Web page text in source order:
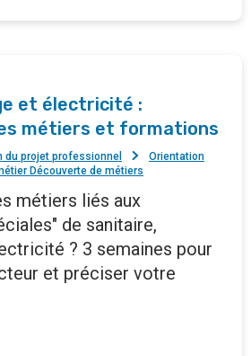
et électricité :
métiers et formations
du projet professionnel
Orientation
Découverte de métiers
métiers liés aux
de sanitaire,
? 3 semaines pour
et préciser votre